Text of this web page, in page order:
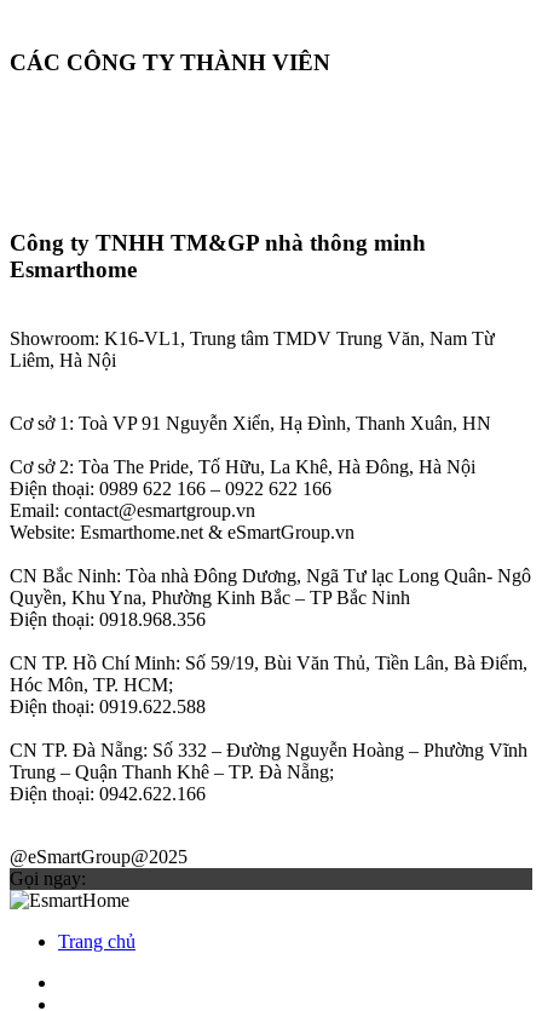
CÁC CÔNG TY THÀNH VIÊN
Công ty TNHH TM&GP nhà thông minh
Esmarthome
Showroom: K16-VL1, Trung tâm TMDV Trung Văn, Nam Từ
Liêm, Hà Nội
Cơ sở 1: Toà VP 91 Nguyễn Xiển, Hạ Đình, Thanh Xuân, HN
Cơ sở 2: Tòa The Pride, Tố Hữu, La Khê, Hà Đông, Hà Nội
Điện thoại: 0989 622 166 – 0922 622 166
Email: contact@esmartgroup.vn
Website: Esmarthome.net & eSmartGroup.vn
CN Bắc Ninh: Tòa nhà Đông Dương, Ngã Tư lạc Long Quân- Ngô
Quyền, Khu Yna, Phường Kinh Bắc – TP Bắc Ninh
Điện thoại: 0918.968.356
CN TP. Hồ Chí Minh: Số 59/19, Bùi Văn Thủ, Tiền Lân, Bà Điểm,
Hóc Môn, TP. HCM;
Điện thoại: 0919.622.588
CN TP. Đà Nẵng: Số 332 – Đường Nguyễn Hoàng – Phường Vĩnh
Trung – Quận Thanh Khê – TP. Đà Nẵng;
Điện thoại: 0942.622.166
@eSmartGroup@2025
Gọi ngay:
Trang chủ